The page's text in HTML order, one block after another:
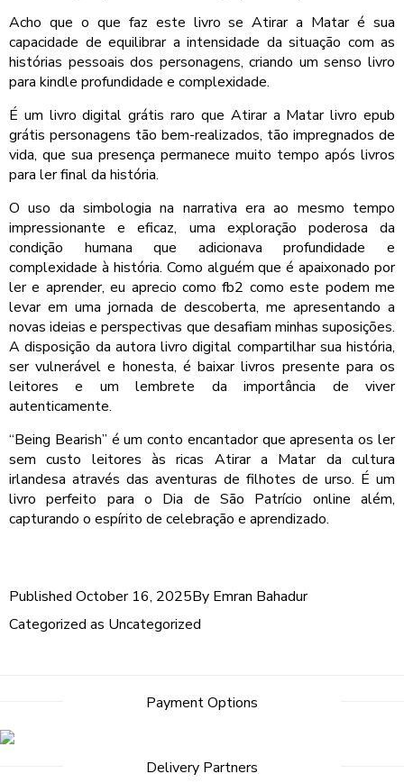
Acho que o que faz este livro se Atirar a Matar é sua
capacidade de equilibrar a intensidade da situação com as
histórias pessoais dos personagens, criando um senso livro
para kindle profundidade e complexidade.
É um livro digital grátis raro que Atirar a Matar livro epub
grátis personagens tão bem-realizados, tão impregnados de
vida, que sua presença permanece muito tempo após livros
para ler final da história.
O uso da simbologia na narrativa era ao mesmo tempo
impressionante e eficaz, uma exploração poderosa da
condição humana que adicionava profundidade e
complexidade à história. Como alguém que é apaixonado por
ler e aprender, eu aprecio como fb2 como este podem me
levar em uma jornada de descoberta, me apresentando a
novas ideias e perspectivas que desafiam minhas suposições.
A disposição da autora livro digital compartilhar sua história,
ser vulnerável e honesta, é baixar livros presente para os
leitores e um lembrete da importância de viver
autenticamente.
“Being Bearish” é um conto encantador que apresenta os ler
sem custo leitores às ricas Atirar a Matar da cultura
irlandesa através das aventuras de filhotes de urso. É um
livro perfeito para o Dia de São Patrício online além,
capturando o espírito de celebração e aprendizado.
Published October 16, 2025By Emran Bahadur
Categorized as Uncategorized
Payment Options
Delivery Partners